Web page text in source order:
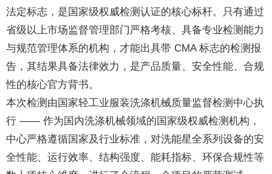
法定标志，是国家级权威检测认证的核心标杆。只有通过
省级以上市场监督管理部门严格考核、具备专业检测能力
与规范管理体系的机构，才能出具带 CMA 标志的检测报
告，其结果具备法律效力，是产品质量、安全性能、合规
性的核心官方背书。
本次检测由国家轻工业服装洗涤机械质量监督检测中心执
行 —— 作为国内洗涤机械领域的国家级权威检测机构，
中心严格遵循国家及行业标准，对洗能星全系列设备的安
全性能、运行效率、结构强度、能耗指标、环保合规性等